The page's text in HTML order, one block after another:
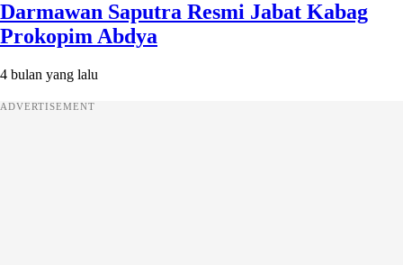
Darmawan Saputra Resmi Jabat Kabag
Prokopim Abdya
4 bulan yang lalu
ADVERTISEMENT